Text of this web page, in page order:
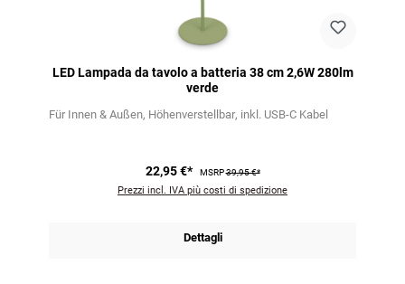
LED Lampada da tavolo a batteria 38 cm 2,6W 280lm
verde
Für Innen & Außen Höhenverstellbar inkl. USB-C Kabel
22,95 €* MSRP39,95 €*
Prezzi incl. IVA più costi di spedizione
Dettagli